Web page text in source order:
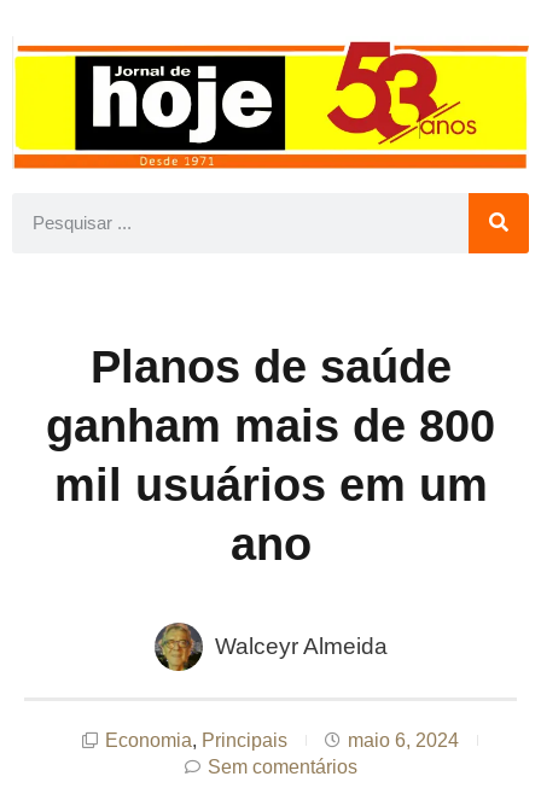
Planos de saúde
ganham mais de 800
mil usuários em um
ano
Walceyr Almeida
Economia, Principais
maio 6, 2024
Sem comentários